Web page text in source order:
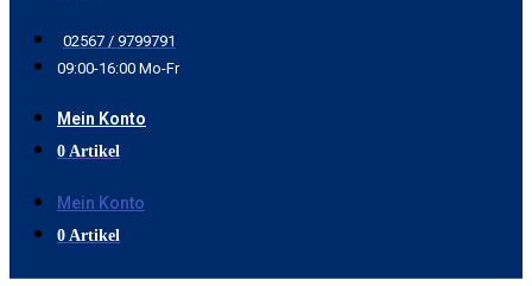
02567 / 9799791
09:00-16:00 Mo-Fr
Mein Konto
0 Artikel
Mein Konto
0 Artikel